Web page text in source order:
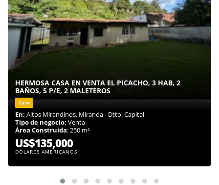
HERMOSA CASA EN VENTA EL PICACHO, 3 HAB, 2
BAÑOS, 5 P/E, 2 MALETEROS
Casa
En: Altos Mirandinos, Miranda - Dtto. Capital
Tipo de negocio: Venta
Área Construida: 250 m²
US$135,000
DÓLARES AMERICANOS